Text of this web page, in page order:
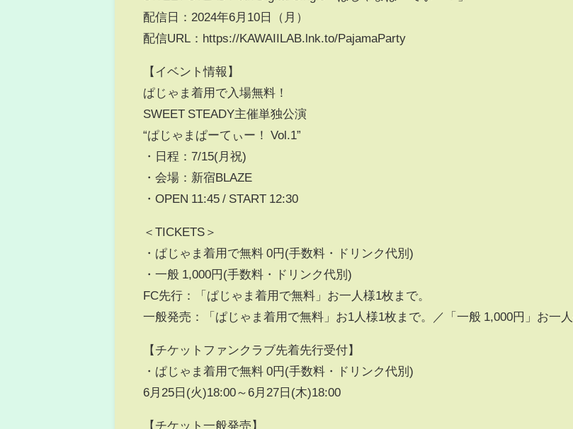
配信日：2024年6月10日（月）
配信URL：https://KAWAIILAB.lnk.to/PajamaParty
【イベント情報】
ぱじゃま着用で入場無料！
SWEET STEADY主催単独公演
“ぱじゃまぱーてぃー！ Vol.1”
・日程：7/15(月祝)
・会場：新宿BLAZE
・OPEN 11:45 / START 12:30
＜TICKETS＞
・ぱじゃま着用で無料 0円(手数料・ドリンク代別)
・一般 1,000円(手数料・ドリンク代別)
FC先行：「ぱじゃま着用で無料」お一人様1枚まで。
一般発売：「ぱじゃま着用で無料」お1人様1枚まで。／「一般 1,000円」お一
【チケットファンクラブ先着先行受付】
・ぱじゃま着用で無料 0円(手数料・ドリンク代別)
6月25日(火)18:00～6月27日(木)18:00
【チケット一般発売】